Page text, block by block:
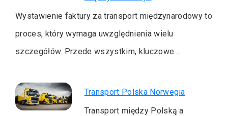
Wystawienie faktury za transport międzynarodowy to
proces, który wymaga uwzględnienia wielu
szczegółów. Przede wszystkim, kluczowe…
Transport Polska Norwegia
Transport między Polską a